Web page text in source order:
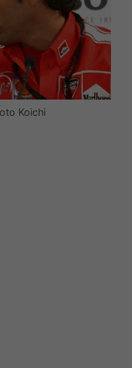
Koichi